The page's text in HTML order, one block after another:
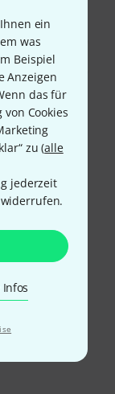
ein
was
Beispiel
Anzeigen
das für
Cookies
zu (alle
jederzeit
bezahlen